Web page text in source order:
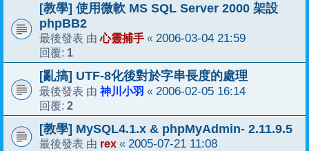
[教學] 使用微軟 MS SQL Server 2000 架設
phpBB2
最後發表 由心靈捕手 « 2006-03-04 21:59
回覆: 1
[亂搞] UTF-8化後對於字串長度的處理
最後發表 由 神川小羽 « 2006-02-05 16:14
回覆: 2
[教學] MySQL4.1.x & phpMyAdmin- 2.11.9.5
最後發表 由 rex « 2005-07-21 11:08